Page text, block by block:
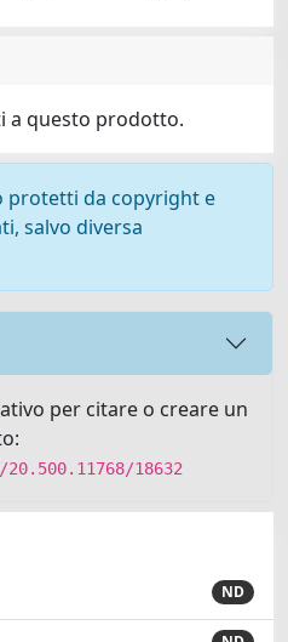
a questo prodotto.
protetti da copyright e
salvo diversa
per citare o creare un
18632
ND